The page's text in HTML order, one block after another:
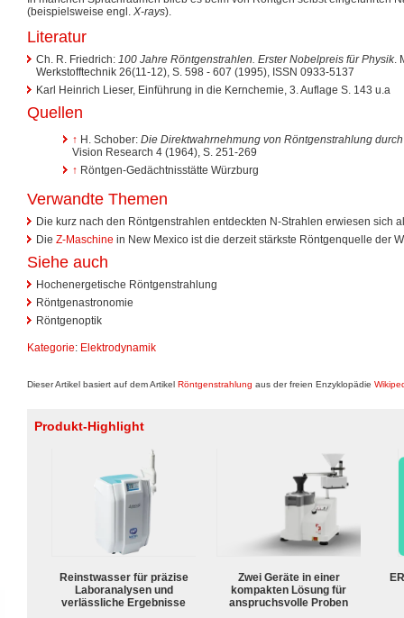
(beispielsweise engl. X-rays).
Literatur
Ch. R. Friedrich: 100 Jahre Röntgenstrahlen. Erster Nobelpreis für Physik.
Werkstofftechnik 26(11-12), S. 598 - 607 (1995), ISSN 0933-5137
Karl Heinrich Lieser, Einführung in die Kernchemie, 3. Auflage S. 143 u.a
Quellen
↑ H. Schober: Die Direktwahrnehmung von Röntgenstrahlung
Vision Research 4 (1964), S. 251-269
↑ Röntgen-Gedächtnisstätte Würzburg
Verwandte Themen
Die kurz nach den Röntgenstrahlen entdeckten N-Strahlen erwiesen sich
Die Z-Maschine in New Mexico ist die derzeit stärkste Röntgenquelle der
Siehe auch
Hochenergetische Röntgenstrahlung
Röntgenastronomie
Röntgenoptik
Kategorie: Elektrodynamik
Dieser Artikel basiert auf dem Artikel Röntgenstrahlung aus der freien Enzyklopädie
Produkt-Highlight
Reinstwasser für präzise
Laboranalysen und
verlässliche Ergebnisse
Zwei Geräte in einer
kompakten Lösung für
anspruchsvolle Proben